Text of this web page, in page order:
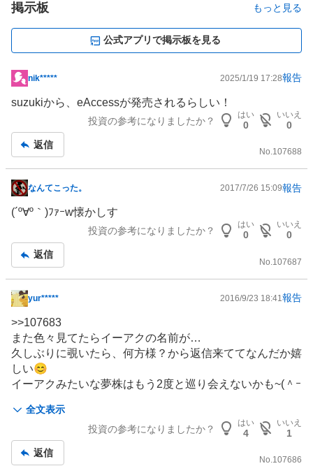
掲示板 もっと見る
公式アプリで掲示板を見る
掲
示
記
事
nik***** 2025/1/19 17:28報告
suzukiから、eAccessが発売されるらしい！
投資の参考になりましたか？
はい
0
いいえ
0
返信
No.107688
掲
示
記
事
なんてこった。 2017/7/26 15:09報告
(´º∀º｀)ﾌｧｰw懐かしす
投資の参考になりましたか？
はい
0
いいえ
0
返信
No. 107687
掲
示
板
記
事
yur***** 2016/9/23 18:41 報告
全文表示
>>107683
また色々見てたらイーアクの名前が…
久しぶりに覗いたら、何方様？から返信来ててなんだか嬉
しい😊
イーアクみたいな夢株はもう2度と巡り会えないかも~(＾ｰ
投資の参考になりましたか？
はい
4
いいえ
1
返信
No.107686